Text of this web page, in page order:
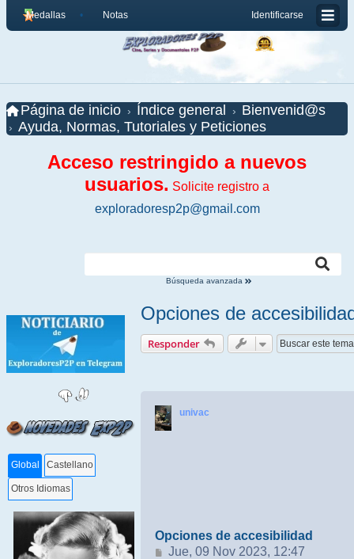
Identificarse
Medallas Notas
Página de inicio Índice general
Bienvenid@s
Ayuda, Normas, Tutoriales y Peticiones
Acceso restringido a nuevos
usuarios. Solicite registro a
exploradoresp2p@gmail.com
Búsqueda avanzada
Global Castellano
Otros Idiomas
Opciones de
Responder
univac
Opciones de accesibilidad
Mensaje
Jue, 09 Nov 2023, 12:47